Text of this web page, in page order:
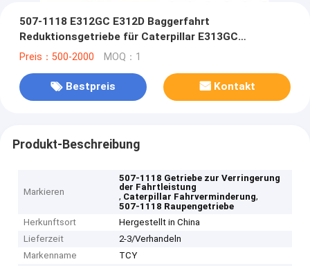
507-1118 E312GC E312D Baggerfahrt
Reduktionsgetriebe für Caterpillar E313GC
CAT313GC
Preis：500-2000 MOQ：1
Bestpreis Kontakt
Produkt-Beschreibung
Markieren
507-1118 Getriebe zur Verringerung
der Fahrtleistung
, Caterpillar Fahrverminderung,
507-1118 Raupengetriebe
Herkunftsort
Hergestellt in China
Lieferzeit
2-3/Verhandeln
Markenname
TCY